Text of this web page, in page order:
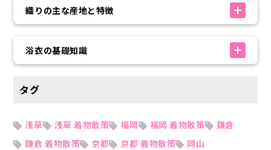
織りの主な産地と特徴
浴衣の基礎知識
タグ
浅草 浅草 着物散策 福岡 福岡 着物散策
鎌倉
鎌倉 着物散策
京都 京都 着物散策
岡山